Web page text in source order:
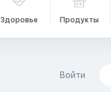
Здоровье Продукты
Войти